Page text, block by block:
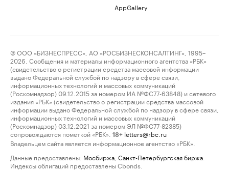
AppGallery
© ООО «БИЗНЕСПРЕСС», АО «РОСБИЗНЕСКОНСАЛТИНГ», 1995–
2026. Сообщения и материалы информационного агентства «РБК»
(свидетельство о регистрации средства массовой информации
выдано Федеральной службой по надзору в сфере связи,
информационных технологий и массовых коммуникаций
(Роскомнадзор) 09.12.2015 за номером ИА №ФС77-63848) и сетевого
издания «РБК» (свидетельство о регистрации средства массовой
информации выдано Федеральной службой по надзору в сфере связи,
информационных технологий и массовых коммуникаций
(Роскомнадзор) 03.12.2021 за номером ЭЛ №ФС77-82385)
сопровождаются пометкой «РБК».
18+ letters@rbc.ru
Владельцем сайта является информационное агентство «РБК».
Данные предоставлены: Мосбиржа Санкт-Петербургская биржа
Индексы облигаций предоставлены Cbonds.